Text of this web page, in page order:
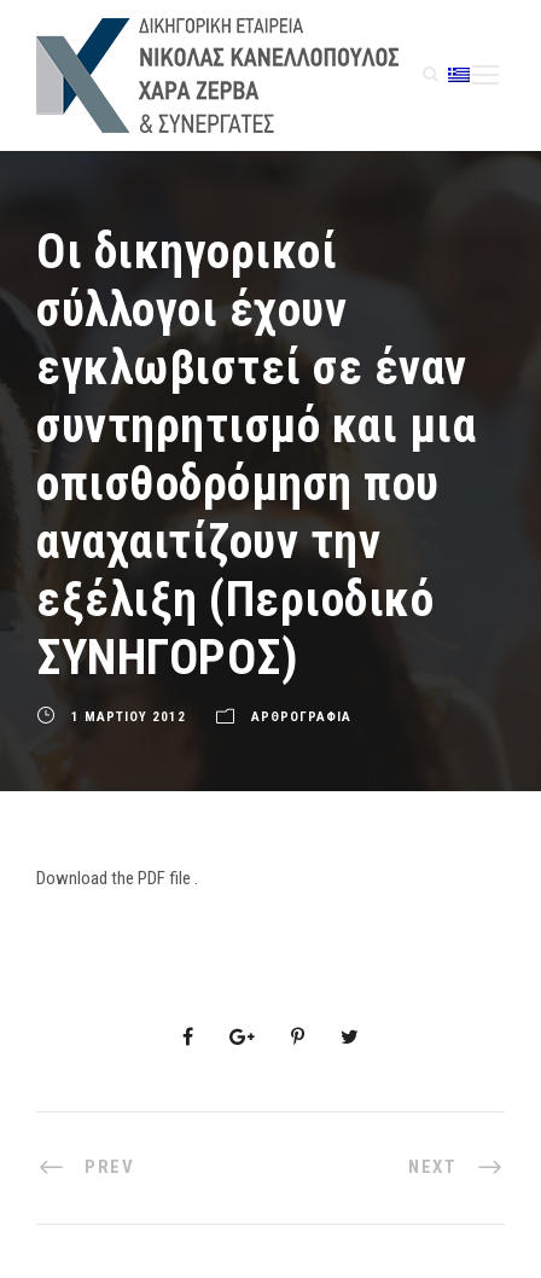
Οι δικηγορικοί
σύλλογοι έχουν
εγκλωβιστεί σε έναν
συντηρητισμό και μια
οπισθοδρόμηση που
αναχαιτίζουν την
εξέλιξη (Περιοδικό
ΣΥΝΗΓΟΡΟΣ)
1 ΜΑΡΤΙΟΥ 2012 ΑΡΘΡΟΓΡΑΦΙΑ
Download the PDF file .
PREV NEXT